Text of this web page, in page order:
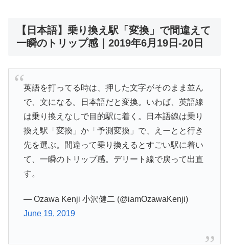
【日本語】乗り換え駅「変換」で間違えて
一瞬のトリップ感｜2019年6月19日-20日
英語を打ってる時は、押した文字がそのまま並ん
で、文になる。日本語だと変換。いわば、英語線
は乗り換えなしで目的駅に着く。日本語線は乗り
換え駅「変換」か「予測変換」で、えーとと行き
先を選ぶ。間違って乗り換えるとすごい駅に着い
て、一瞬のトリップ感。デリート線で戻って出直
す。
— Ozawa Kenji 小沢健二 (@iamOzawaKenji)
June 19, 2019